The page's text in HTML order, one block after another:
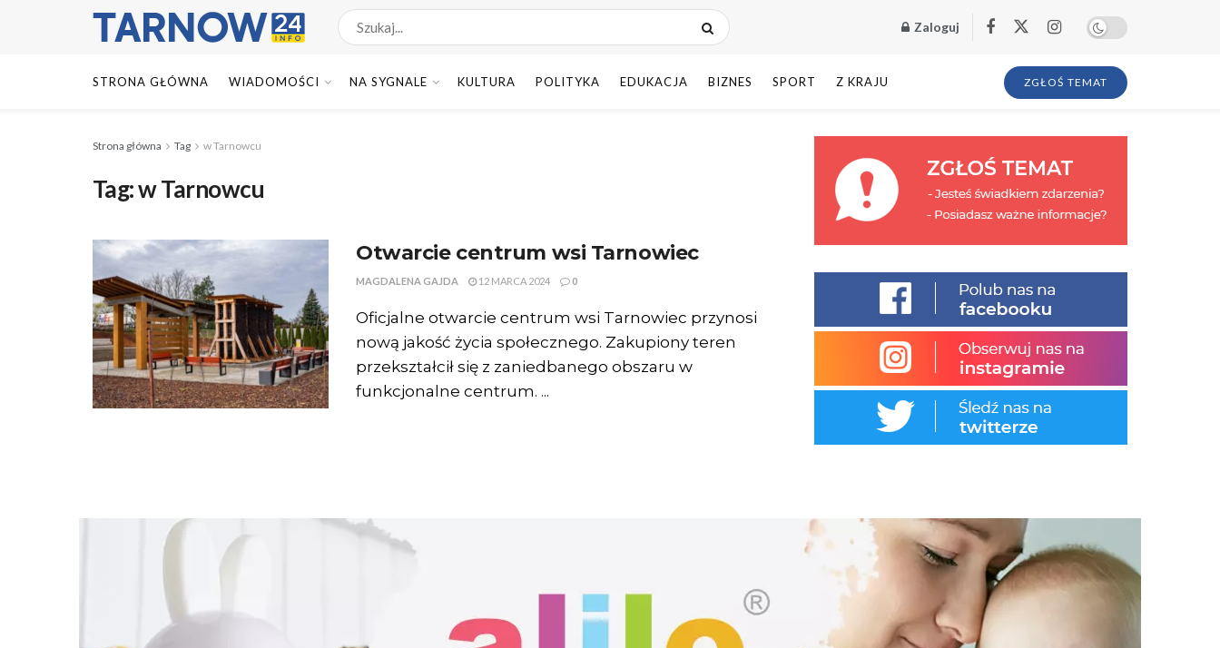
Zaloguj
STRONA GŁÓWNA WIADOMOŚCI NA SYGNALE KULTURA POLITYKA EDUKACJA BIZNES SPORT Z KRAJU ZGŁOŚ TEMAT
Strona główna Tag w Tarnowcu
Tag:w Tarnowcu
Otwarcie centrum wsi Tarnowiec
MAGDALENA GAJDA 12 MARCA 2024 0
Oficjalne otwarcie centrum wsi Tarnowiec przynosi
nową jakość życia społecznego. Zakupiony teren
przekształcił się z zaniedbanego obszaru w
funkcjonalne centrum. ...